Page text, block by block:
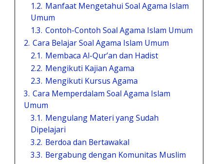
1.2. Manfaat Mengetahui Soal Agama Islam
Umum
1.3. Contoh-Contoh Soal Agama Islam Umum
2. Cara Belajar Soal Agama Islam Umum
2.1. Membaca Al-Qur’an dan Hadist
2.2. Mengikuti Kajian Agama
2.3. Mengikuti Kursus Agama
3. Cara Memperdalam Soal Agama Islam
Umum
3.1. Mengulang Materi yang Sudah
Dipelajari
3.2. Berdoa dan Bertawakal
3.3. Bergabung dengan Komunitas Muslim